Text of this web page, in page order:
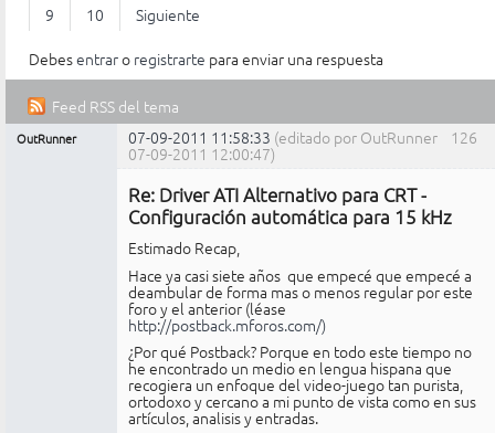
Entrar
9
10
Siguiente
Debesentraro registrarte para enviar una respuesta
Feed RSS del tema
Mensajes [ 126 al 150 de 226 ]
126
OutRunner 07-09-2011 11:58:33 (editado por OutRunner
07-09-2011 12:00:47)
Re: Driver ATI Alternativo para CRT -
Configuración automática para 15 kHz
Estimado Recap,
Hace ya casi siete años que empecé que empecé a
deambular de forma mas o menos regular por este
foro y el anterior (léase
http://postback.mforos.com/)
¿Por qué Postback? Porque en todo este tiempo no
he encontrado un medio en lengua hispana que
recogiera un enfoque del video-juego tan purista,
ortodoxo y cercano a mi punto de vista como en sus
artículos, analisis y entradas.